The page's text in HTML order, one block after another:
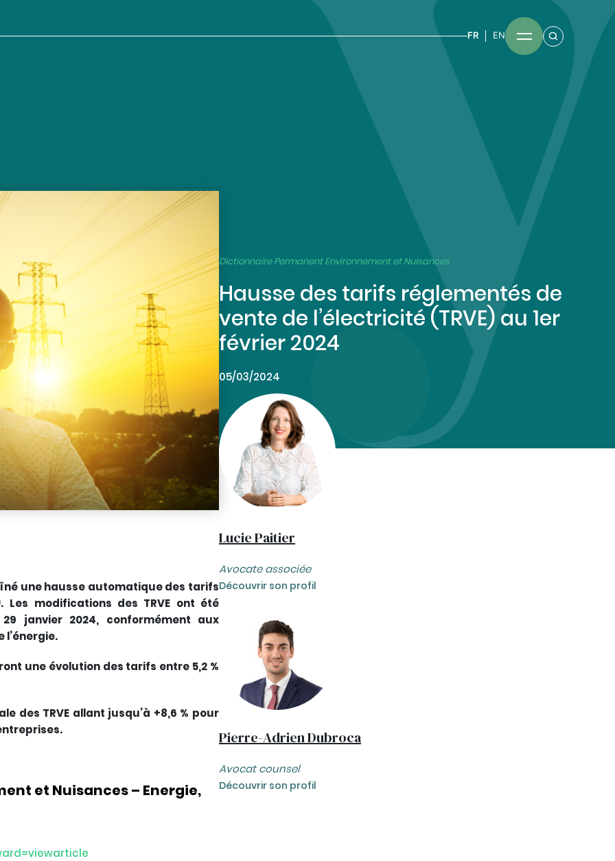
FR EN
Dictionnaire Permanent Environnement et Nuisances
Hausse des tarifs réglementés de
vente de l’électricité (TRVE) au 1er
février 2024
05/03/2024
une hausse automatique des tarifs
Les modifications des TRVE ont été
janvier 2024, conformément aux
l’énergie.
une évolution des tarifs entre 5,2 %
des TRVE allant jusqu’à +8,6 % pour
et Nuisances – Energie,
Lucie Paitier
Avocate associée
Découvrir son profil
Pierre-Adrien Dubroca
Avocat counsel
Découvrir son profil